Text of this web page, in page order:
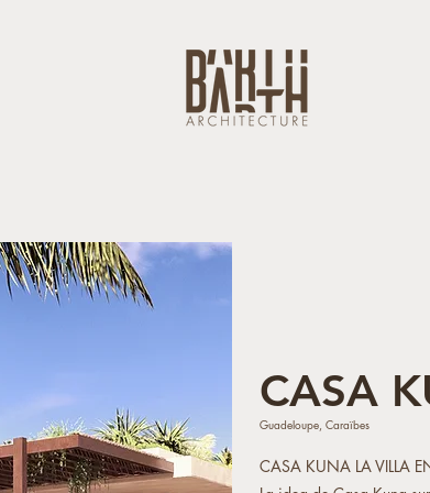
CASA
Guadeloupe, Caraïbes
CASA KUNA LA VILLA